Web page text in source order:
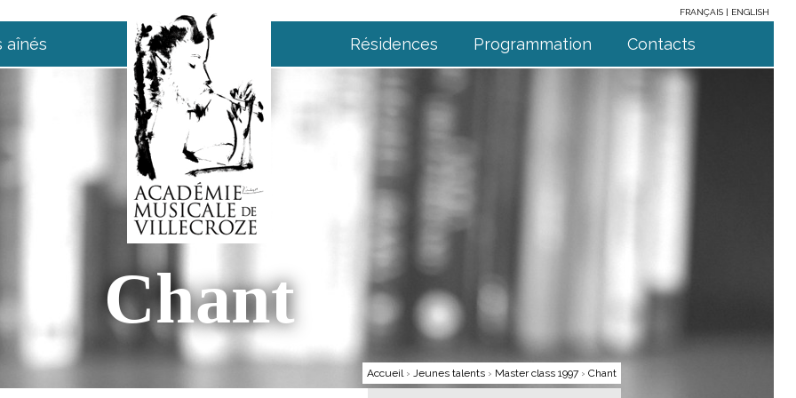
FRANÇAIS
ENGLISH
aînés Résidences Programmation Contacts
Chant
Accueil › Jeunes talents › Master class 1997 › Chant